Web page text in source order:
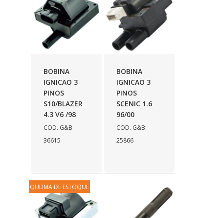
TANCLICK (224)
TAS
TC
TESLLA
TIGER AUTO
TRALI
UNIVERSAL
USIPACK (6)
VALCLEI
BOBINA
IGNICAO 3
PINOS
S10/BLAZER
4.3 V6 /98
COD. G&B:
36615
BOBINA
IGNICAO 3
PINOS
SCENIC 1.6
96/00
COD. G&B:
25866
QUEIMA DE ESTOQUE